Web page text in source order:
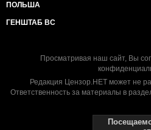
ПОЛЬША
ГЕНШТАБ ВС
Просматривая наш сайт, Вы
Редакция Цензор.НЕТ может не
Ответственность за материалы в